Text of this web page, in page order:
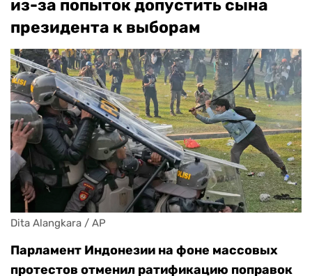
из-за попыток допустить сына
президента к выборам
Dita Alangkara / AP
Парламент Индонезии на фоне массовых
протестов отменил ратификацию поправок